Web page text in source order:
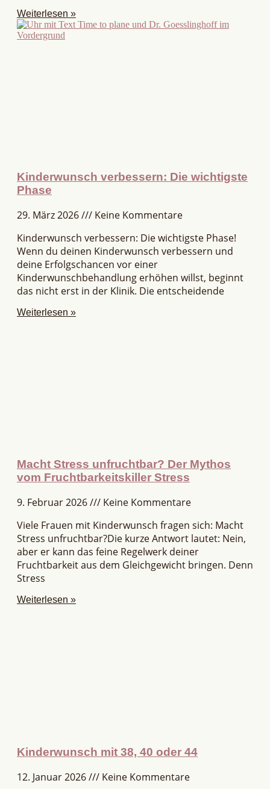
Weiterlesen »
Kinderwunsch verbessern: Die wichtigste
Phase
29. März 2026
Keine Kommentare
Kinderwunsch verbessern: Die wichtigste Phase!
Wenn du deinen Kinderwunsch verbessern und
deine Erfolgschancen vor einer
Kinderwunschbehandlung erhöhen willst, beginnt
das nicht erst in der Klinik. Die entscheidende
Weiterlesen »
Macht Stress unfruchtbar? Der Mythos
vom Fruchtbarkeitskiller Stress
9. Februar 2026
Keine Kommentare
Viele Frauen mit Kinderwunsch fragen sich: Macht
Stress unfruchtbar?Die kurze Antwort lautet: Nein,
aber er kann das feine Regelwerk deiner
Fruchtbarkeit aus dem Gleichgewicht bringen. Denn
Stress
Weiterlesen »
Kinderwunsch mit 38, 40 oder 44
12. Januar 2026 Keine Kommentare